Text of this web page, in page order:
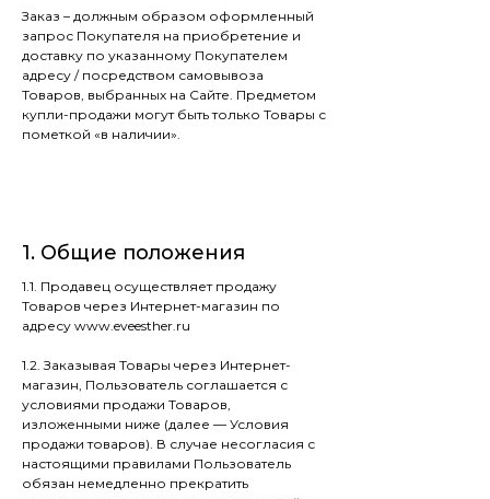
Заказ – должным образом оформленный
запрос Покупателя на приобретение и
доставку по указанному Покупателем
адресу / посредством самовывоза
Товаров, выбранных на Сайте. Предметом
купли-продажи могут быть только Товары с
пометкой «в наличии».
1. Общие положения
1.1. Продавец осуществляет продажу
Товаров через Интернет-магазин по
адресу www.eveesther.ru
1.2. Заказывая Товары через Интернет-
магазин, Пользователь соглашается с
условиями продажи Товаров,
изложенными ниже (далее — Условия
продажи товаров). В случае несогласия с
настоящими правилами Пользователь
обязан немедленно прекратить